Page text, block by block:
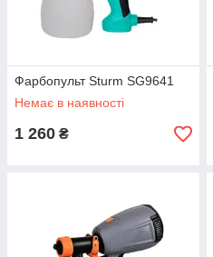
Фарбопульт Sturm SG9641
Немає в наявності
1 260 ₴